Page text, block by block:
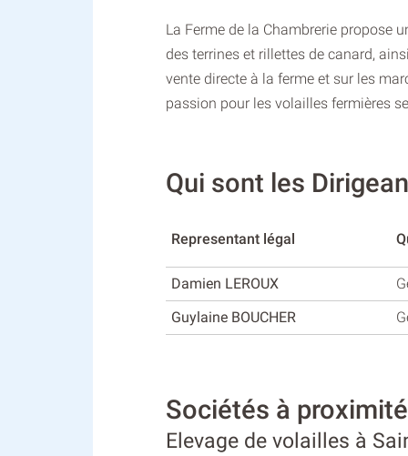
La Ferme de la Chambrerie propose
des terrines et rillettes de canard,
vente directe à la ferme et sur les
passion pour les volailles fermières
Qui sont les
Representant légal
Damien LEROUX
Guylaine BOUCHER
Sociétés à proximité
Elevage de volailles à